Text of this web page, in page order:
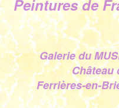
Peintures de
Galerie du
Château
Ferrières-en-